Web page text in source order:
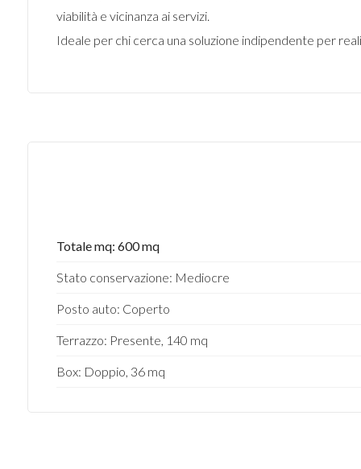
viabilità e vicinanza ai servizi.
Ideale per chi cerca una soluzione indipendente per
Totale mq: 600 mq
Stato conservazione: Mediocre
Posto auto: Coperto
Terrazzo: Presente, 140 mq
Box: Doppio, 36 mq